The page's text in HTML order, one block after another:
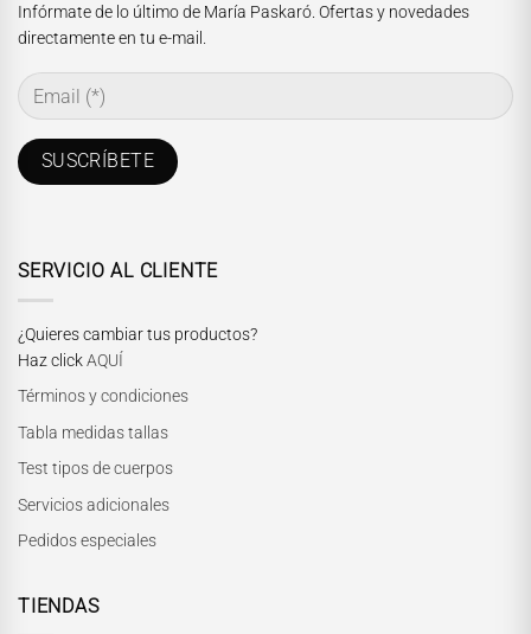
Infórmate de lo último de María Paskaró. Ofertas y novedades
directamente en tu e-mail.
SERVICIO AL CLIENTE
¿Quieres cambiar tus productos?
Haz clickAQUÍ
Términos y condiciones
Tabla medidas tallas
Test tipos de cuerpos
Servicios adicionales
Pedidos especiales
TIENDAS